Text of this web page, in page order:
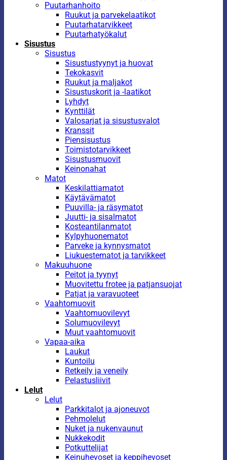
Puutarhanhoito
Ruukut ja parvekelaatikot
Puutarhatarvikkeet
Puutarhatyökalut
Sisustus
Sisustus
Sisustustyynyt ja huovat
Tekokasvit
Ruukut ja maljakot
Sisustuskorit ja -laatikot
Lyhdyt
Kynttilät
Valosarjat ja sisustusvalot
Kranssit
Piensisustus
Toimistotarvikkeet
Sisustusmuovit
Keinonahat
Matot
Keskilattiamatot
Käytävämatot
Puuvilla- ja räsymatot
Juutti- ja sisalmatot
Kosteantilanmatot
Kylpyhuonematot
Parveke ja kynnysmatot
Liukuestematot ja tarvikkeet
Makuuhuone
Peitot ja tyynyt
Muovitettu frotee ja patjansuojat
Patjat ja varavuoteet
Vaahtomuovit
Vaahtomuovilevyt
Solumuovilevyt
Muut vaahtomuovit
Vapaa-aika
Laukut
Kuntoilu
Retkeily ja veneily
Pelastusliivit
Lelut
Lelut
Parkkitalot ja ajoneuvot
Pehmolelut
Nuket ja nukenvaunut
Nukkekodit
Potkuttelijat
Keinuhevoset ja keppihevoset